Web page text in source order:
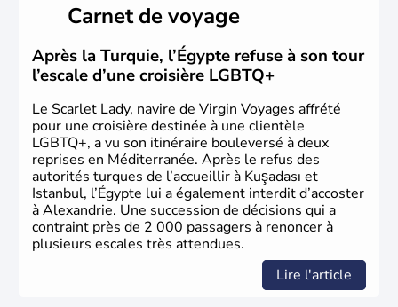
passé sont connues pour leur culture et leurs
technologies très en avance sur le reste du monde. Après
avoir été occupée par divers peuples comme les perses et
les grecs, cette république démocratique se développe
sous la domination arabe au VIIème siècle et en garde sa
langue officielle.
Carnet de voyage
Après la Turquie, l’Égypte refuse à son tour
l’escale d’une croisière LGBTQ+
Le Scarlet Lady, navire de Virgin Voyages affrété
pour une croisière destinée à une clientèle
LGBTQ+, a vu son itinéraire bouleversé à deux
reprises en Méditerranée. Après le refus des
autorités turques de l’accueillir à Kuşadası et
Istanbul, l’Égypte lui a également interdit d’accoster
à Alexandrie. Une succession de décisions qui a
contraint près de 2 000 passagers à renoncer à
plusieurs escales très attendues.
Lire l'article